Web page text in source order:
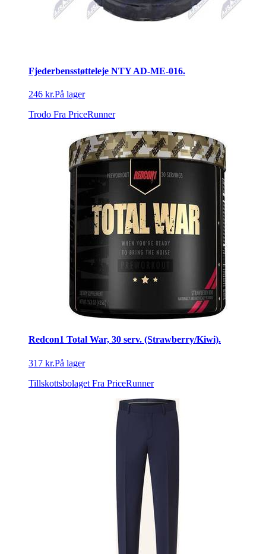
Fjederbensstøtteleje NTY AD-ME-016.
246 kr.På lager
Trodo Fra PriceRunner
Redcon1 Total War, 30 serv. (Strawberry/Kiwi).
317 kr.På lager
Tillskottsbolaget Fra PriceRunner